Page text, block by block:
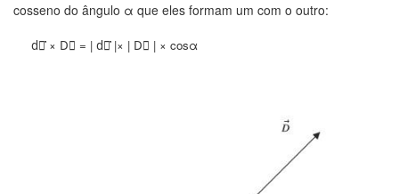
cosseno do ângulo α que eles formam um com o outro:
d⃗ ̇̇̇× D⃗ = | d⃗ ̇̇̇|× | D⃗ | × cosα